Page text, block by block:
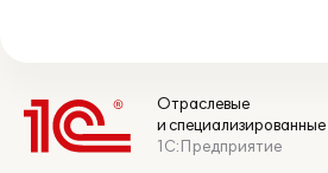
Отраслевые
и
1С:Предприятие